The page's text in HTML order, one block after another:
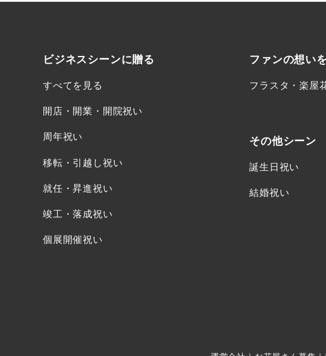
ビジネスシーンに贈る
すべてを見る
開店・開業・開院祝い
周年祝い
移転・引越し祝い
就任・昇進祝い
竣工・落成祝い
個展開催祝い
ファンの想い
フラスタ・楽屋
その他シーン
誕生日祝い
結婚祝い